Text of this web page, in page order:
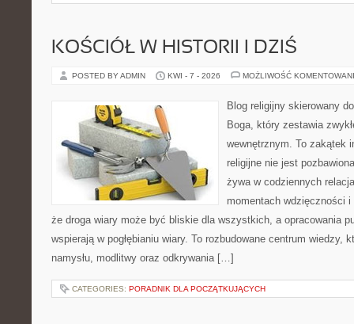
KOŚCIÓŁ W HISTORII I DZIŚ
POSTED BY ADMIN KWI - 7 - 2026 MOŻLIWOŚĆ
Blog religijny skierowany
Boga, który zestawia
wewnętrznym. To zakątek
religijne nie jest
żywa w codziennych
momentach wdzięczności
że droga wiary może być bliskie dla wszystkich, a opracowania
wspierają w pogłębianiu wiary. To rozbudowane centrum wiedzy,
namysłu, modlitwy oraz odkrywania […]
CATEGORIES: PORADNIK DLA POCZĄTKUJĄCYCH